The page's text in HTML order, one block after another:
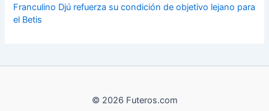
Franculino Djú refuerza su condición de objetivo lejano para
el Betis
© 2026 Futeros.com